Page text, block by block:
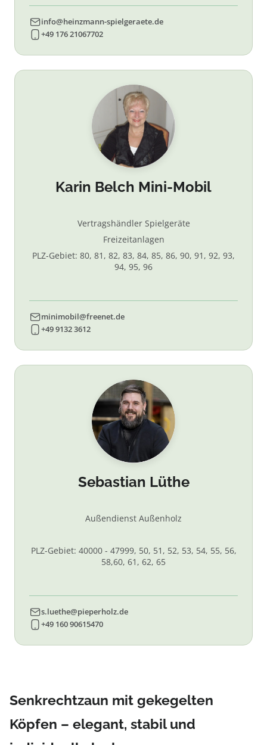
info@heinzmann-spielgeraete.de
+49 176 21067702
Karin Belch Mini-Mobil
Vertragshändler Spielgeräte
Freizeitanlagen
PLZ-Gebiet: 80, 81, 82, 83, 84, 85, 86, 90, 91, 92, 93,
94, 95, 96
minimobil@freenet.de
+49 9132 3612
Sebastian Lüthe
Außendienst Außenholz
PLZ-Gebiet: 40000 - 47999, 50, 51, 52, 53, 54, 55, 56,
58,60, 61, 62, 65
s.luethe@pieperholz.de
+49 160 90615470
Senkrechtzaun mit gekegelten
Köpfen – elegant, stabil und